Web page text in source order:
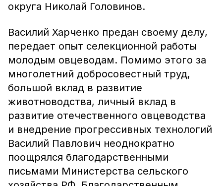
округа Николай Головинов.
Василий Харченко предан своему делу,
передает опыт селекционной работы
молодым овцеводам. Помимо этого за
многолетний добросовестный труд,
большой вклад в развитие
животноводства, личный вклад в
развитие отечественного овцеводства
и внедрение прогрессивных технологий
Василий Павлович неоднократно
поощрялся благодарственными
письмами Министерства сельского